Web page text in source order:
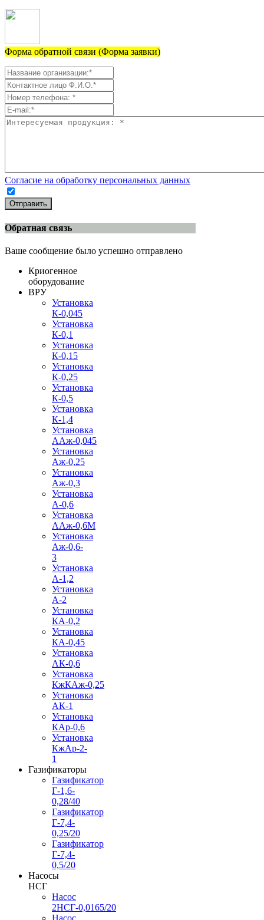
Форма обратной связи (Форма заявки)
Согласие на обработку персональных данных
Отправить
Обратная связь
Ваше сообщение было успешно отправлено
Криогенное
оборудование
ВРУ
Установка
К-0,045
Установка
К-0,1
Установка
К-0,15
Установка
К-0,25
Установка
К-0,5
Установка
К-1,4
Установка
ААж-0,045
Установка
Аж-0,25
Установка
Аж-0,3
Установка
А-0,6
Установка
ААж-0,6М
Установка
Аж-0,6-
3
Установка
А-1,2
Установка
А-2
Установка
КА-0,2
Установка
КА-0,45
Установка
АК-0,6
Установка
КжКАж-0,25
Установка
АК-1
Установка
КАр-0,6
Установка
КжАр-2-
1
Газификаторы
Газификатор
Г-1,6-
0,28/40
Газификатор
Г-7,4-
0,25/20
Газификатор
Г-7,4-
0,5/20
Насосы
НСГ
Насос
2НСГ-0,0165/20
Насос